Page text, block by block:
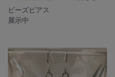
ビーズピアス
展示中